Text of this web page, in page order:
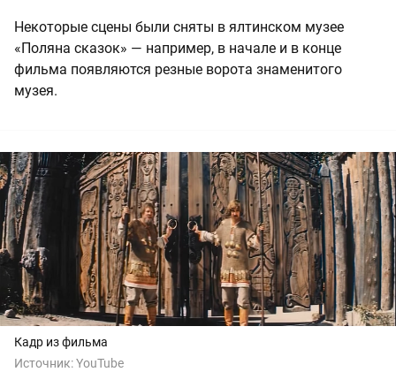
Некоторые сцены были сняты в ялтинском музее
«Поляна сказок» — например, в начале и в конце
фильма появляются резные ворота знаменитого
музея.
Кадр из фильма
Источник:YouTube